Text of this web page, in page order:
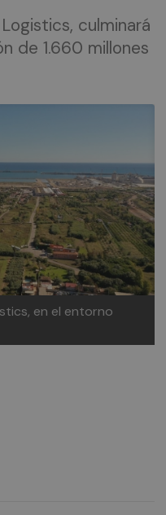
culminará
de 1.660 millones
en el entorno